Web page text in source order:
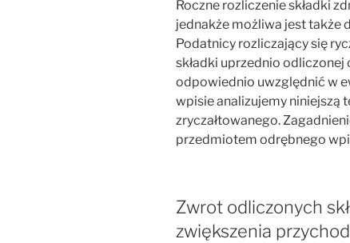
Roczne rozliczenie składki
jednakże możliwa jest także
Podatnicy rozliczający się
składki uprzednio
odpowiednio uwzględnić w
wpisie analizujemy niniejszą
zryczałtowanego.
przedmiotem odrębnego
Zwrot odliczonych
zwiększenia